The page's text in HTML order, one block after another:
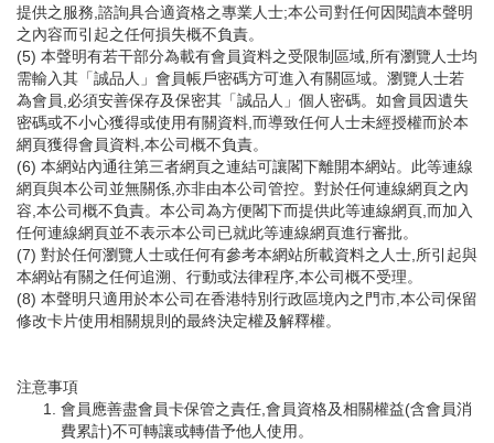
提供之服務,諮詢具合適資格之專業人士;本公司對任何因閱讀本聲明
之內容而引起之任何損失概不負責。
(5) 本聲明有若干部分為載有會員資料之受限制區域,所有瀏覽人士均
需輸入其「誠品人」會員帳戶密碼方可進入有關區域。瀏覽人士若
為會員,必須安善保存及保密其「誠品人」個人密碼。如會員因遺失
密碼或不小心獲得或使用有關資料,而導致任何人士未經授權而於本
網頁獲得會員資料,本公司概不負責。
(6) 本網站內通往第三者網頁之連結可讓閣下離開本網站。此等連線
網頁與本公司並無關係,亦非由本公司管控。對於任何連線網頁之內
容,本公司概不負責。本公司為方便閣下而提供此等連線網頁,而加入
任何連線網頁並不表示本公司已就此等連線網頁進行審批。
(7) 對於任何瀏覽人士或任何有參考本網站所載資料之人士,所引起與
本網站有關之任何追溯、行動或法律程序,本公司概不受理。
(8) 本聲明只適用於本公司在香港特別行政區境內之門市,本公司保留
修改卡片使用相關規則的最終決定權及解釋權。
注意事項
會員應善盡會員卡保管之責任,會員資格及相關權益(含會員消
費累計)不可轉讓或轉借予他人使用。